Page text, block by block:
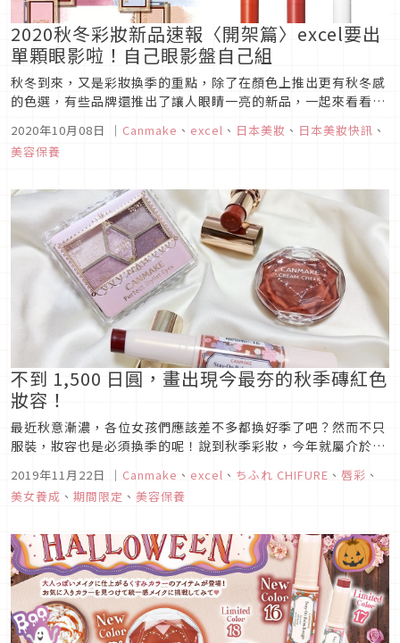
2020秋冬彩妝新品速報〈開架篇〉excel要出
單顆眼影啦！自己眼影盤自己組
秋冬到來，又是彩妝換季的重點，除了在顏色上推出更有秋冬感
的色選，有些品牌還推出了讓人眼睛一亮的新品，一起來看看
彩妝中眼影王寶座的Canmake，近年來除了推出很多熱銷新
色，也上市了很多新的眼影盤！這款5色眼影盤是今年7月才發
2020年10月08日 ｜ Canmake 、 excel 、 日本美妝 、 日本美妝快訊 、
美容保養
不到 1,500 日圓，畫出現今最夯的秋季磚紅色
妝容！
最近秋意漸濃，各位女孩們應該差不多都換好季了吧？然而不只
服裝，妝容也是必須換季的呢！說到秋季彩妝，今年就屬介於紅
不改變上妝方式，其實只要稍微換個顏色，依然可以一口氣轉換
成秋季容顏唷！這次就要來為各位推薦幾款能夠打造出磚紅色妝
2019年11月22日 ｜ Canmake 、 excel 、 ちふれ CHIFURE 、 唇彩 、
美女養成 、 期間限定 、 美容保養